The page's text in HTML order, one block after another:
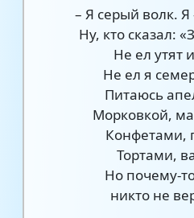
– Я серый волк.
Ну, кто сказал:
Не ел утят
Не ел я
Питаюсь
Морковкой,
Конфетами,
Тортами,
Но почему-
никто не